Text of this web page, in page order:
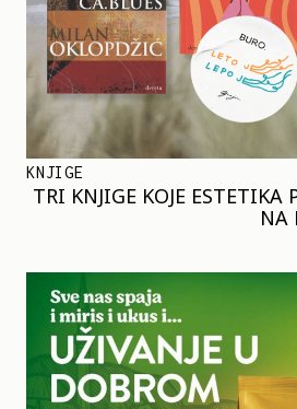
KNJIGE
TRI KNJIGE KOJE ESTETIKA
NA